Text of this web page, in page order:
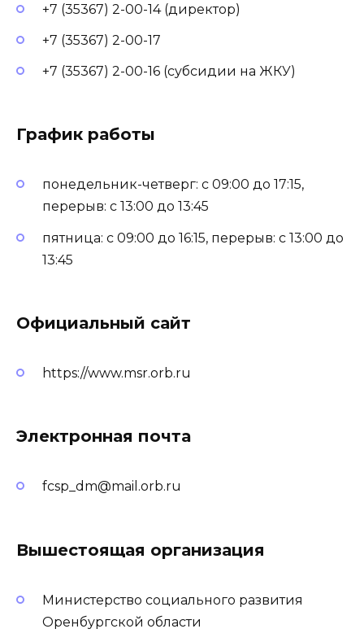
+7 (35367) 2-00-14 (директор)
+7 (35367) 2-00-17
+7 (35367) 2-00-16 (субсидии на ЖКУ)
График работы
понедельник-четверг: с 09:00 до 17:15,
перерыв: с 13:00 до 13:45
пятница: с 09:00 до 16:15, перерыв: с 13:00 до
13:45
Официальный сайт
https://www.msr.orb.ru
Электронная почта
fcsp_dm@mail.orb.ru
Вышестоящая организация
Министерство социального развития
Оренбургской области